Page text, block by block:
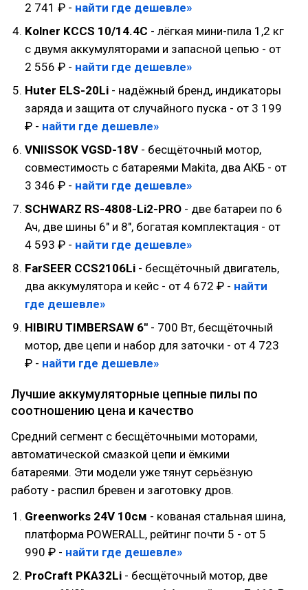
2 741 ₽ - найти где дешевле»
Kolner KCCS 10/14.4C - лёгкая мини-пила 1,2 кг
с двумя аккумуляторами и запасной цепью - от
2 556 ₽ - найти где дешевле»
Huter ELS-20Li - надёжный бренд, индикаторы
заряда и защита от случайного пуска - от 3 199
₽ - найти где дешевле»
VNIISSOK VGSD-18V - бесщёточный мотор,
совместимость с батареями Makita, два АКБ - от
3 346 ₽ - найти где дешевле»
SCHWARZ RS-4808-Li2-PRO - две батареи по 6
Ач, две шины 6" и 8", богатая комплектация - от
4 593 ₽ - найти где дешевле»
FarSEER CCS2106Li - бесщёточный двигатель,
два аккумулятора и кейс - от 4 672 ₽ - найти
где дешевле»
HIBIRU TIMBERSAW 6" - 700 Вт, бесщёточный
мотор, две цепи и набор для заточки - от 4 723
₽ - найти где дешевле»
Лучшие аккумуляторные цепные пилы по
соотношению цена и качество
Средний сегмент с бесщёточными моторами,
автоматической смазкой цепи и ёмкими
батареями. Эти модели уже тянут серьёзную
работу - распил бревен и заготовку дров.
Greenworks 24V 10см - кованая стальная шина,
платформа POWERALL, рейтинг почти 5 - от 5
990 ₽ - найти где дешевле»
ProCraft PKA32Li - бесщёточный мотор, две